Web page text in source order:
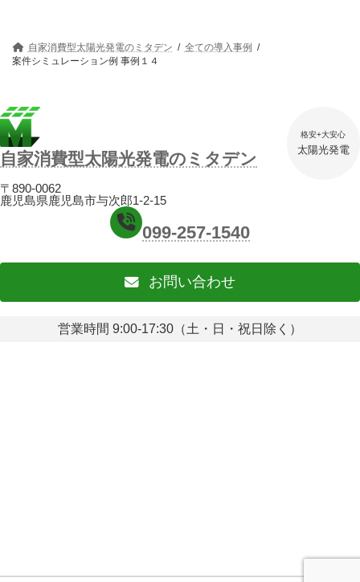
自家消費型太陽光発電のミタデン
全ての導入事例
案件シミュレーション例 事例１４
自家消費型太陽光発電のミタデン
〒890-0062
鹿児島県鹿児島市与次郎1-2-15
格安+大安心
太陽光発電
099-257-1540
お問い合わせ
営業時間 9:00-17:30（土・日・祝日除く）